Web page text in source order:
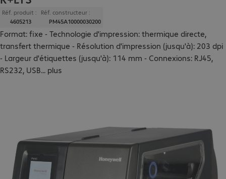
Réf. produit :
4605213
Réf. constructeur :
PM45A10000030200
Format: fixe - Technologie d'impression: thermique directe,
transfert thermique - Résolution d'impression (jusqu'à): 203 dpi
- Largeur d'étiquettes (jusqu'à): 114 mm - Connexions: RJ45,
RS232, USB... plus